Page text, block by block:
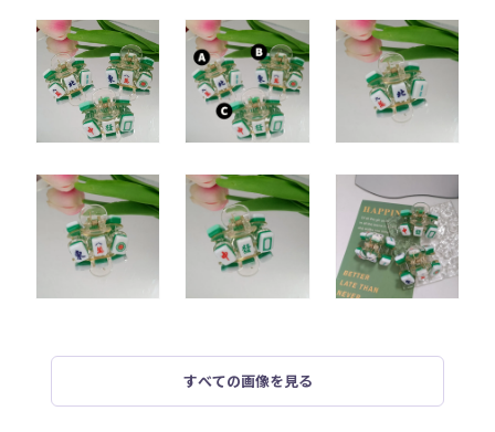
すべての画像を見る